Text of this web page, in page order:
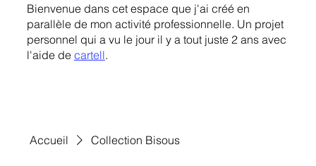
Bienvenue dans cet espace que j'ai créé en
parallèle de mon activité professionnelle. Un projet
personnel qui a vu le jour il y a tout juste 2 ans avec
l'aide de cartell.
Accueil Collection Bisous